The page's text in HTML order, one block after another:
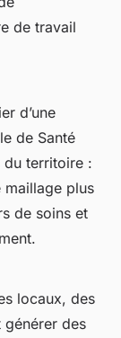
de travail
d’une
de Santé
du territoire :
maillage plus
de soins et
locaux, des
générer des